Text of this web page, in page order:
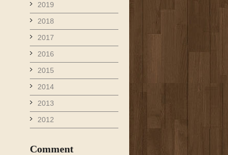
2019
2018
2017
2016
2015
2014
2013
2012
Comment